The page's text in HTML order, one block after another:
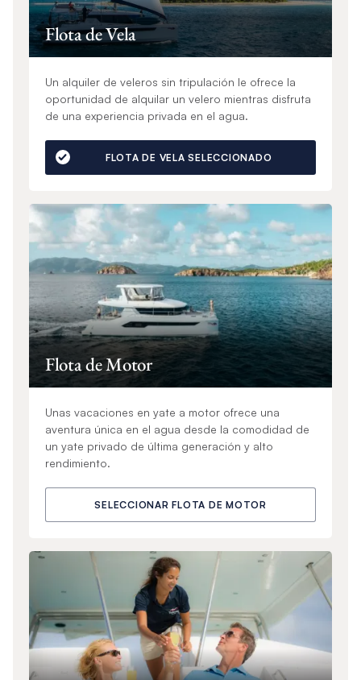
Flota de Vela
Un alquiler de veleros sin tripulación le ofrece la
oportunidad de alquilar un velero mientras disfruta
de una experiencia privada en el agua.
FLOTA DE VELA SELECCIONADO
Flota de Motor
Unas vacaciones en yate a motor ofrece una
aventura única en el agua desde la comodidad de
un yate privado de última generación y alto
rendimiento.
SELECCIONAR FLOTA DE MOTOR